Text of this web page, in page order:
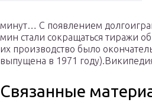
минут… С появлением
мин стали сокращаться тиражи
их производство было
выпущена в 1971
Связанные